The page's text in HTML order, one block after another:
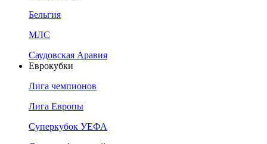
Бельгия
МЛС
Саудовская Аравия
Еврокубки
Лига чемпионов
Лига Европы
Суперкубок УЕФА